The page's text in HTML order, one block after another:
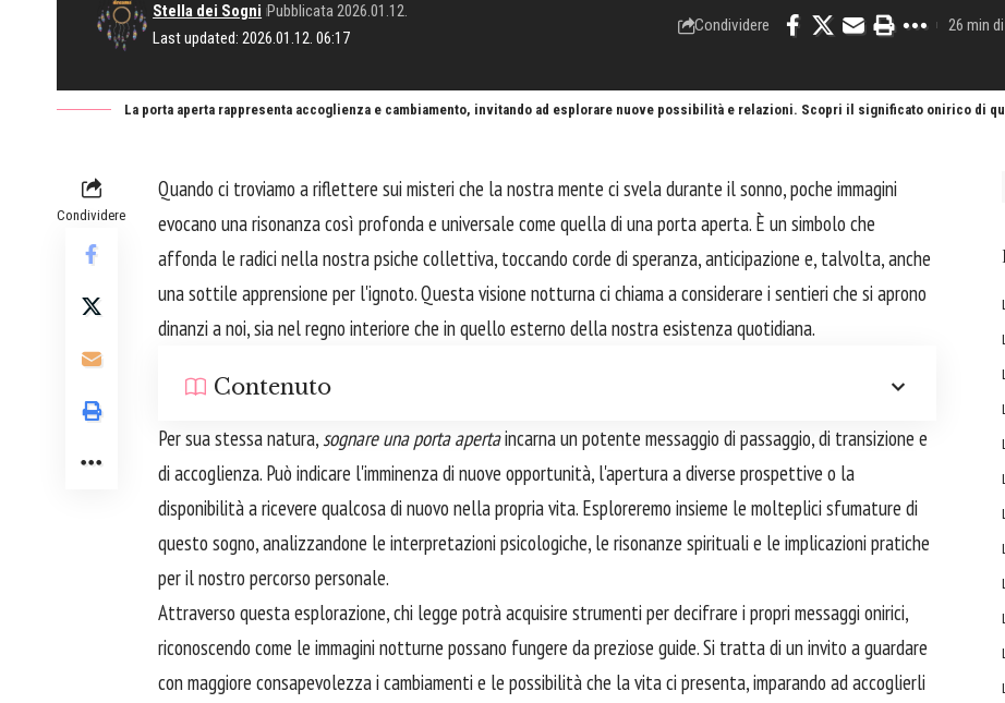
Last updated: 2026.01.12. 06:17
Stella dei Sogni Pubblicata 2026.01.12.
Condividere 26 min
La porta aperta rappresenta accoglienza e cambiamento, invitando ad esplorare nuove possibilità e relazioni. Scopri il significato onirico di
Condividere
Quando ci troviamo a riflettere sui misteri che la nostra mente ci svela durante il sonno, poche immagini
evocano una risonanza così profonda e universale come quella di una porta aperta. È un simbolo che
affonda le radici nella nostra psiche collettiva, toccando corde di speranza, anticipazione e, talvolta, anche
una sottile apprensione per l'ignoto. Questa visione notturna ci chiama a considerare i sentieri che si aprono
dinanzi a noi, sia nel regno interiore che in quello esterno della nostra esistenza quotidiana.
Contenuto
Per sua stessa natura,sognare una porta apertaincarna un potente messaggio di passaggio, di transizione e
di accoglienza. Può indicare l'imminenza di nuove opportunità, l'apertura a diverse prospettive o la
disponibilità a ricevere qualcosa di nuovo nella propria vita. Esploreremo insieme le molteplici sfumature di
questo sogno, analizzandone le interpretazioni psicologiche, le risonanze spirituali e le implicazioni pratiche
per il nostro percorso personale.
Attraverso questa esplorazione, chi legge potrà acquisire strumenti per decifrare i propri messaggi onirici,
riconoscendo come le immagini notturne possano fungere da preziose guide. Si tratta di un invito a guardare
con maggiore consapevolezza i cambiamenti e le possibilità che la vita ci presenta, imparando ad accoglierli